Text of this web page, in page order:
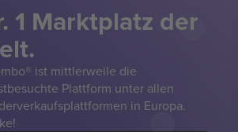
1 Marktplatz der
ist mittlerweile die
Plattform unter allen
in Europa.